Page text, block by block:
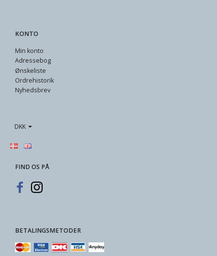
KONTO
Min konto
Adressebog
Ønskeliste
Ordrehistorik
Nyhedsbrev
DKK
FIND OS PÅ
BETALINGSMETODER